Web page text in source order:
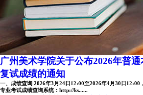
广州美术学院关于公布2026年普
复试成绩的通知
一、成绩查询 2026年3月24日12:00至2026年4月30日12:00
专业考试成绩查询系统：http://ks......